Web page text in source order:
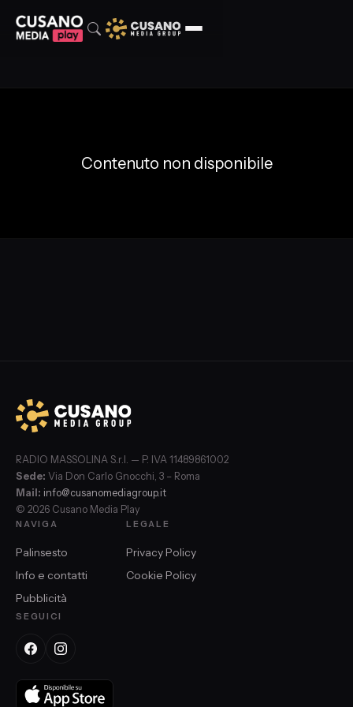
Contenuto non disponibile
RADIO MASSOLINA S.r.l. — P. IVA 11489861002
Sede: Via Don Carlo Gnocchi, 3 – Roma
Mail: info@cusanomediagroup.it
© 2026 Cusano Media Play
NAVIGA
Palinsesto
Info e contatti
Pubblicità
LEGALE
Privacy Policy
Cookie Policy
SEGUICI